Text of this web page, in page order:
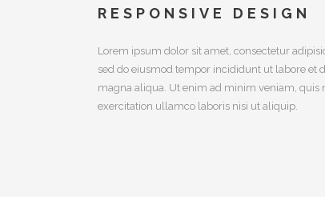
RESPONSIVE DESIGN
Lorem ipsum dolor sit amet, consectetur
sed do eiusmod tempor incididunt ut labore et
magna aliqua. Ut enim ad minim veniam, quis
exercitation ullamco laboris nisi ut aliquip.